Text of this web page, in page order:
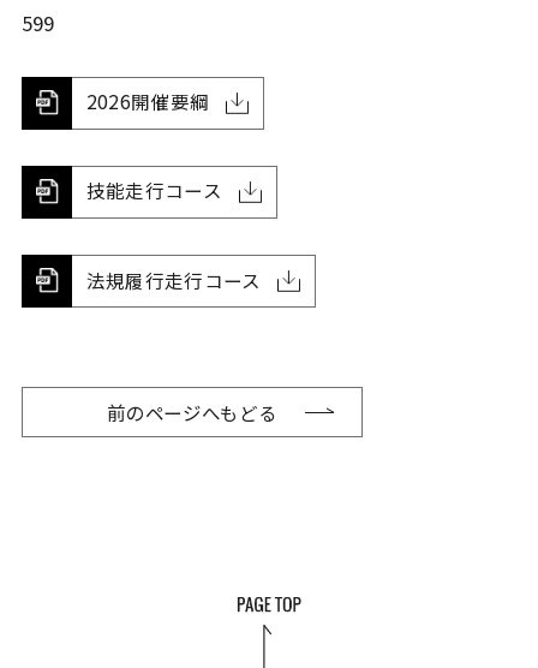
599
2026開催要綱
技能走行コース
法規履行走行コース
前のページへもどる